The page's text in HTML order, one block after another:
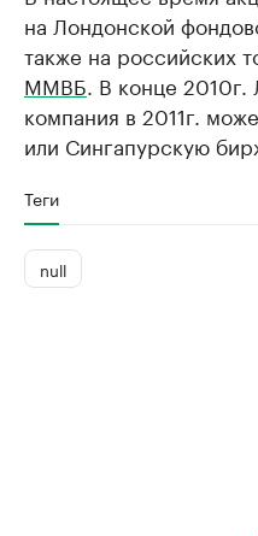
на Лондонской
также на российских
ММВБ. В конце
компания в 2011г.
или Сингапурскую
Теги
null